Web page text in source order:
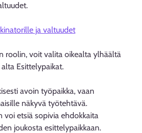
ja valtuudet
roolin, voit valita oikealta ylhäältä
Esittelypaikat.
avoin työpaikka, vaan
näkyvä työtehtävä.
etsiä sopivia ehdokkaita
joukosta esittelypaikkaan.